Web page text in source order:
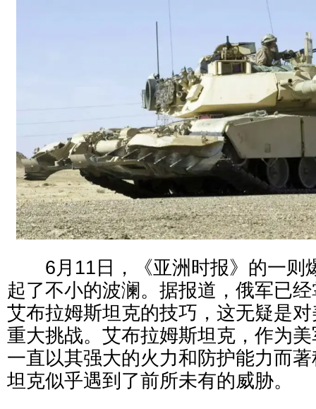
6月11日，《亚洲时报》的一则
起了不小的波澜。据报道，俄军已
艾布拉姆斯坦克的技巧，这无疑是
重大挑战。艾布拉姆斯坦克，作为
一直以其强大的火力和防护能力而
坦克似乎遇到了前所未有的威胁。